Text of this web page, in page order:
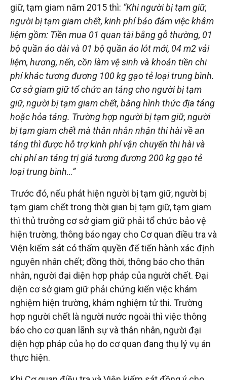
giữ, tạm giam năm 2015 thì: “Khi người bị tạm giữ,
người bị tạm giam chết, kinh phí bảo đảm việc khâm
liệm gồm: Tiền mua 01 quan tài bằng gỗ thường, 01
bộ quần áo dài và 01 bộ quần áo lót mới, 04 m2 vải
liệm, hương, nến, cồn làm vệ sinh và khoản tiền chi
phí khác tương đương 100 kg gạo tẻ loại trung bình.
Cơ sở giam giữ tổ chức an táng cho người bị tạm
giữ, người bị tạm giam chết, bằng hình thức địa táng
hoặc hỏa táng. Trường hợp người bị tạm giữ, người
bị tạm giam chết mà thân nhân nhận thi hài về an
táng thì được hỗ trợ kinh phí vận chuyển thi hài và
chi phí an táng trị giá tương đương 200 kg gạo tẻ
loại trung bình…”
Trước đó, nếu phát hiện người bị tạm giữ, người bị
tạm giam chết trong thời gian bị tạm giữ, tạm giam
thì thủ trưởng cơ sở giam giữ phải tổ chức bảo vệ
hiện trường, thông báo ngay cho Cơ quan điều tra và
Viện kiểm sát có thẩm quyền để tiến hành xác định
nguyên nhân chết; đồng thời, thông báo cho thân
nhân, người đại diện hợp pháp của người chết. Đại
diện cơ sở giam giữ phải chứng kiến việc khám
nghiệm hiện trường, khám nghiệm tử thi. Trường
hợp người chết là người nước ngoài thì việc thông
báo cho cơ quan lãnh sự và thân nhân, người đại
diện hợp pháp của họ do cơ quan đang thụ lý vụ án
thực hiện.